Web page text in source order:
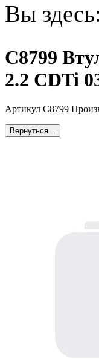
Вы здесь:
C8799
2.2 CDTi
Артикул C8799
Вернуться...